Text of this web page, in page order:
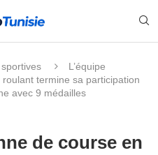
L’équipe
termine sa participation
avec 9 médailles
de course en